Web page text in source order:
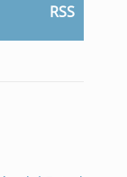
RSS